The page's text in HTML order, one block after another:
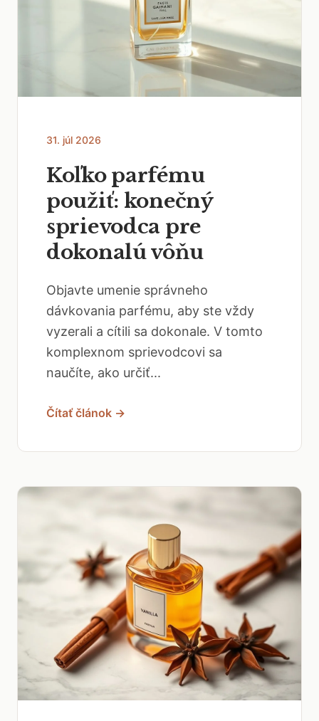
31. júl 2026
Koľko parfému
použiť: konečný
sprievodca pre
dokonalú vôňu
Objavte umenie správneho
dávkovania parfému, aby ste vždy
vyzerali a cítili sa dokonale. V tomto
komplexnom sprievodcovi sa
naučíte, ako určiť...
Čítať článok →